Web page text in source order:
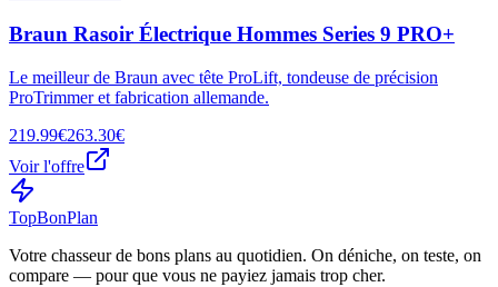
Braun Rasoir Électrique Hommes Series 9 PRO+
Le meilleur de Braun avec tête ProLift, tondeuse de précision
ProTrimmer et fabrication allemande.
219.99€263.30€
Voir l'offre
TopBonPlan
Votre chasseur de bons plans au quotidien. On déniche, on teste, on
compare — pour que vous ne payiez jamais trop cher.